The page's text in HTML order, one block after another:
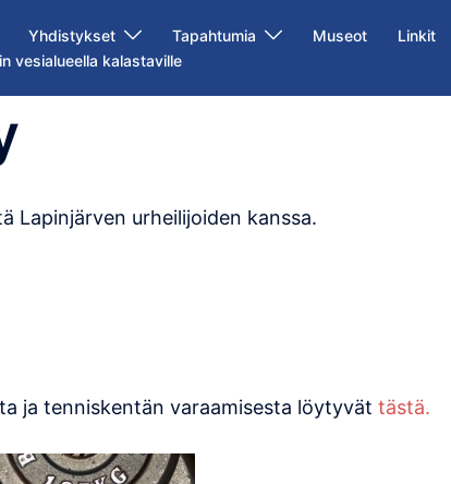
Yhdistykset Tapahtumia Museot
Linkit
vesialueella kalastaville
Lapinjärven urheilijoiden kanssa.
ja tenniskentän varaamisesta löytyvät tästä.